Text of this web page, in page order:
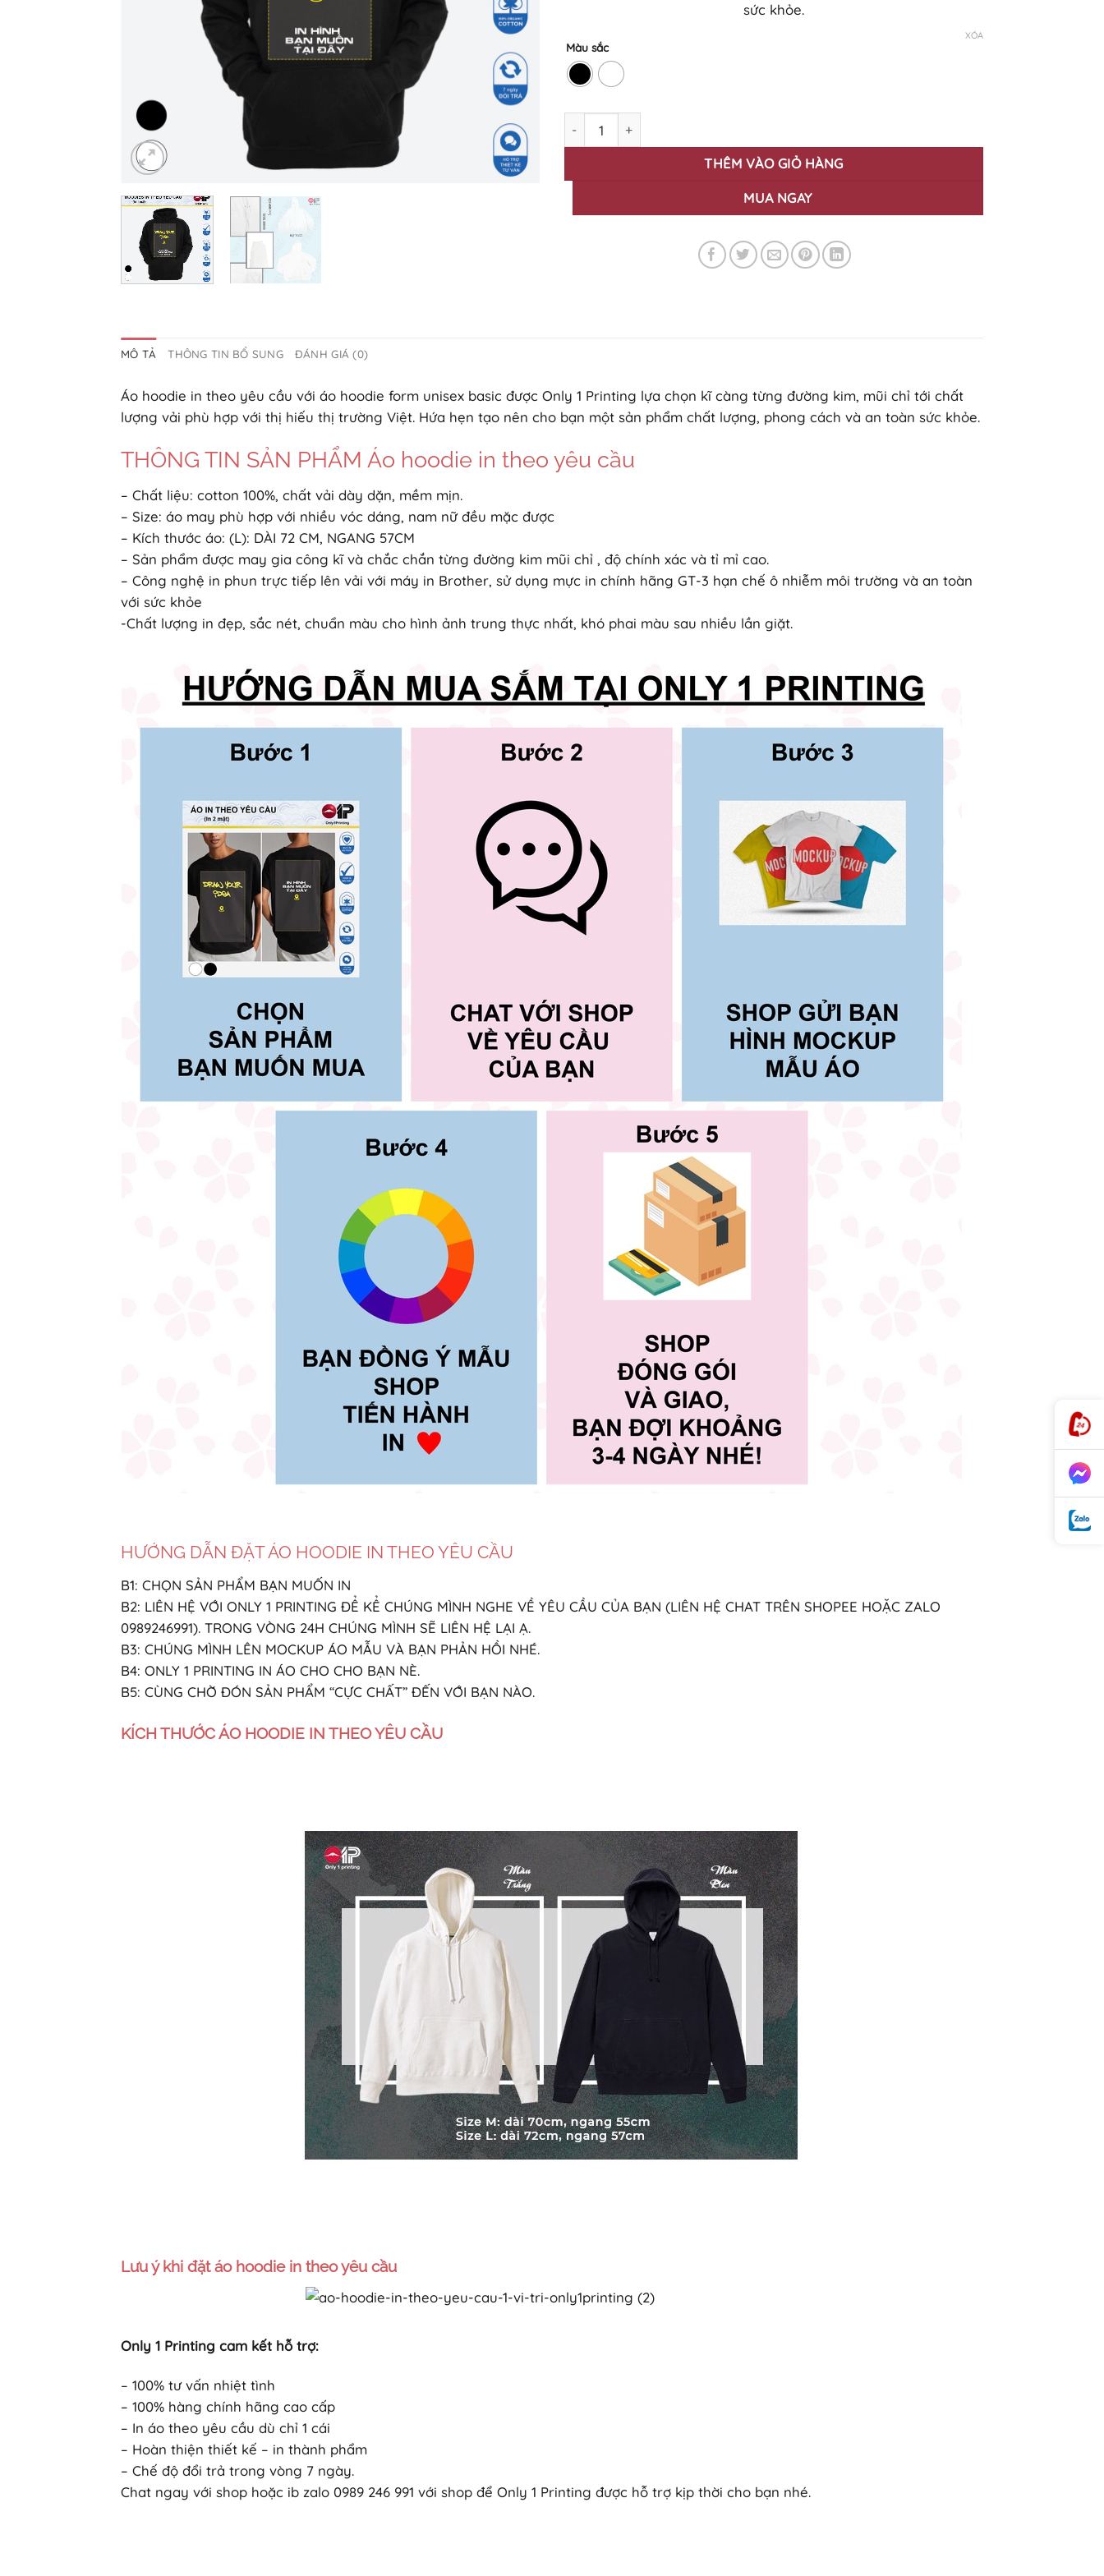
sức khỏe.
Màu sắc
XÓA
THÊM VÀO GIỎ HÀNG
MUA NGAY
MÔ TẢ THÔNG TIN BỔ SUNG ĐÁNH GIÁ (0)
Áo hoodie in theo yêu cầu với áo hoodie form unisex basic được Only 1 Printing lựa chọn kĩ càng từng đường kim, mũi chỉ tới chất
lượng vải phù hợp với thị hiếu thị trường Việt. Hứa hẹn tạo nên cho bạn một sản phẩm chất lượng, phong cách và an toàn sức khỏe.
THÔNG TIN SẢN PHẨM Áo hoodie in theo yêu cầu
– Chất liệu: cotton 100%, chất vải dày dặn, mềm mịn.
– Size: áo may phù hợp với nhiều vóc dáng, nam nữ đều mặc được
– Kích thước áo: (L): DÀI 72 CM, NGANG 57CM
– Sản phẩm được may gia công kĩ và chắc chắn từng đường kim mũi chỉ , độ chính xác và tỉ mỉ cao.
– Công nghệ in phun trực tiếp lên vải với máy in Brother, sử dụng mực in chính hãng GT-3 hạn chế ô nhiễm môi trường và an toàn
với sức khỏe
-Chất lượng in đẹp, sắc nét, chuẩn màu cho hình ảnh trung thực nhất, khó phai màu sau nhiều lần giặt.
HƯỚNG DẪN ĐẶT ÁO HOODIE IN THEO YÊU CẦU
B1: CHỌN SẢN PHẨM BẠN MUỐN IN
B2: LIÊN HỆ VỚI ONLY 1 PRINTING ĐỂ KỂ CHÚNG MÌNH NGHE VỀ YÊU CẦU CỦA BẠN (LIÊN HỆ CHAT TRÊN SHOPEE HOẶC ZALO
0989246991). TRONG VÒNG 24H CHÚNG MÌNH SẼ LIÊN HỆ LẠI Ạ.
B3: CHÚNG MÌNH LÊN MOCKUP ÁO MẪU VÀ BẠN PHẢN HỒI NHÉ.
B4: ONLY 1 PRINTING IN ÁO CHO CHO BẠN NÈ.
B5: CÙNG CHỜ ĐÓN SẢN PHẨM “CỰC CHẤT” ĐẾN VỚI BẠN NÀO.
KÍCH THƯỚC ÁO HOODIE IN THEO YÊU CẦU
Lưu ý khi đặt áo hoodie in theo yêu cầu
Only 1 Printing cam kết hỗ trợ:
– 100% tư vấn nhiệt tình
– 100% hàng chính hãng cao cấp
– In áo theo yêu cầu dù chỉ 1 cái
– Hoàn thiện thiết kế – in thành phẩm
– Chế độ đổi trả trong vòng 7 ngày.
Chat ngay với shop hoặc ib zalo 0989 246 991 với shop để Only 1 Printing được hỗ trợ kịp thời cho bạn nhé.